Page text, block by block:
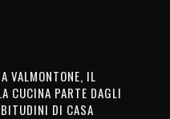
VALMONTONE, IL
CUCINA PARTE DAGLI
DI CASA